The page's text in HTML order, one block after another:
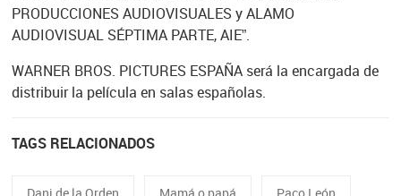
PRODUCCIONES AUDIOVISUALES y ALAMO
AUDIOVISUAL SÉPTIMA PARTE, AIE”.
WARNER BROS. PICTURES ESPAÑA será la encargada de
distribuir la película en salas españolas.
TAGS RELACIONADOS